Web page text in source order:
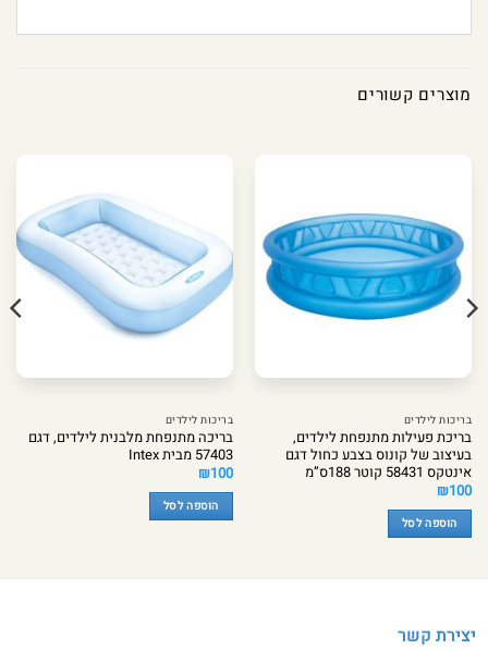
מוצרים קשורים
בריכות לילדים
בריכת פעילות מתנפחת לילדים,
בעיצוב של קונוס בצבע כחול דגם
אינטקס 58431 קוטר 188ס”מ
₪100
הוספה לסל
בריכות לילדים
בריכה מתנפחת מלבנית לילדים, דגם
57403 מבית Intex
₪100
הוספה לסל
יצירת קשר